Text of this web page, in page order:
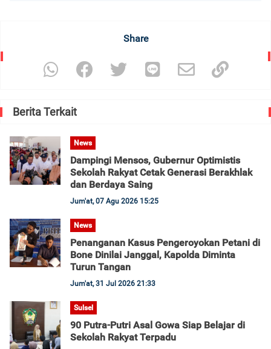
Share
Berita Terkait
News
Dampingi Mensos, Gubernur Optimistis
Sekolah Rakyat Cetak Generasi Berakhlak
dan Berdaya Saing
Jum'at, 07 Agu 2026 15:25
News
Penanganan Kasus Pengeroyokan Petani di
Bone Dinilai Janggal, Kapolda Diminta
Turun Tangan
Jum'at, 31 Jul 2026 21:33
Sulsel
90 Putra-Putri Asal Gowa Siap Belajar di
Sekolah Rakyat Terpadu